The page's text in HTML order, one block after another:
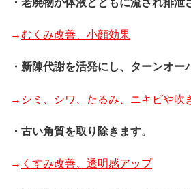
・老廃物が体液とともに流され排泄
→むくみ改善、小顔効果
・新陳代謝を活発にし、ターンオー
→ シミ、シワ、たるみ、ニキビや吹
・古い角質を取り除きます。
→ くすみ改善、透明感アップ